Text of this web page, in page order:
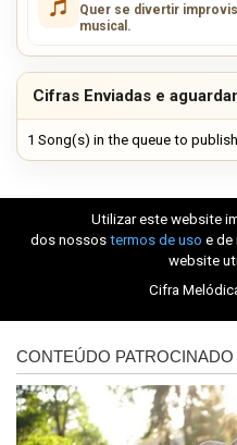
Quer se divertir
musical.
Cifras Enviadas e
1 Song(s) in the queue to publish
Utilizar este website
dos nossos termos de uso e de
website
Cifra